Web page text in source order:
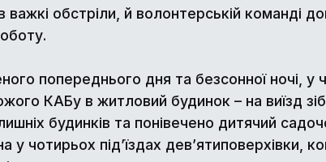
важкі обстріли, й волонтерській команді
попереднього дня та безсонної ночі,
КАБу в житловий будинок – на виїзд
будинків та понівечено дитячий
у чотирьох під’їздах